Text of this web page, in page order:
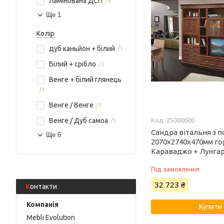
Ще 1
Колір
дуб каньйон + білий
1
Білий + срібло 2
Венге + білий глянець
1
Венге / Венге 1
Венге / Дуб самоа 1
Ще 6
Контакти
Mebli Evolution
25000600
Сандра вітальня з
2070х2740х470мм
Караваджо +
Під замовлення
32 723 ₴
Купити